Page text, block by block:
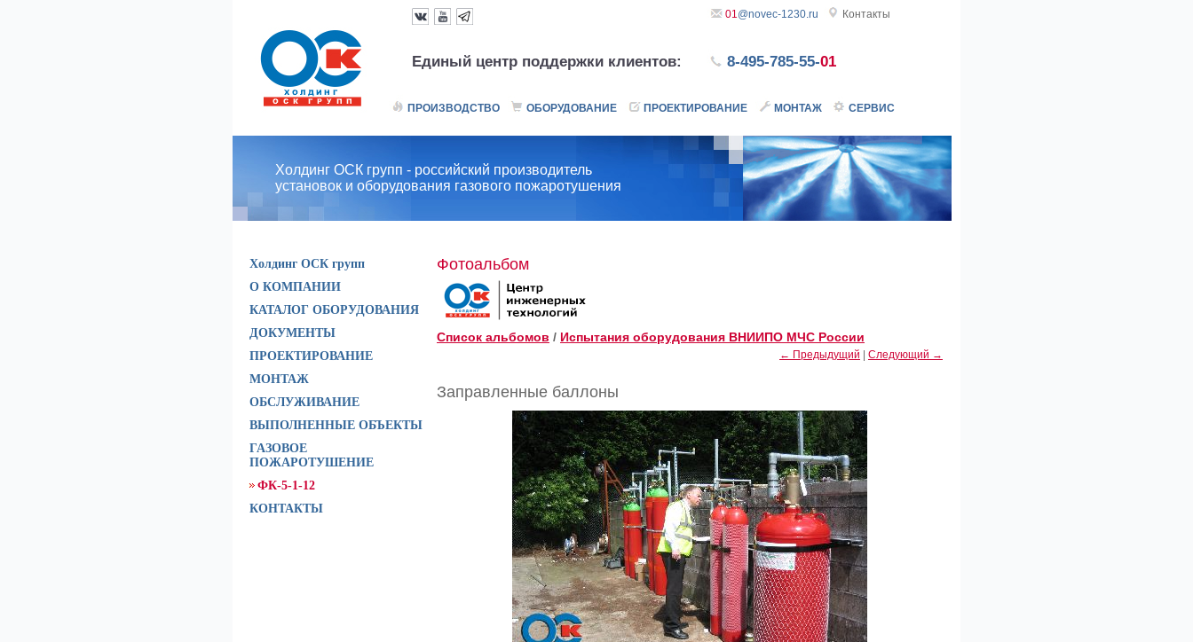
01@novec-1230.ru Контакты
Единый центр поддержки клиентов: 8-495-785-55-01
ПРОИЗВОДСТВО ОБОРУДОВАНИЕ ПРОЕКТИРОВАНИЕ МОНТАЖ СЕРВИС
Холдинг ОСК групп - российский производитель
установок и оборудования газового пожаротушения
Холдинг ОСК групп
О КОМПАНИИ
КАТАЛОГ ОБОРУДОВАНИЯ
ДОКУМЕНТЫ
ПРОЕКТИРОВАНИЕ
МОНТАЖ
ОБСЛУЖИВАНИЕ
ВЫПОЛНЕННЫЕ ОБЪЕКТЫ
ГАЗОВОЕ
ПОЖАРОТУШЕНИЕ
ФК-5-1-12
КОНТАКТЫ
Фотоальбом
Список альбомов / Испытания оборудования ВНИИПО МЧС России
← Предыдущий Следующий →
Заправленные баллоны